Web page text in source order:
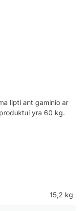
lipti ant gaminio ar
yra 60 kg.
15,2 kg